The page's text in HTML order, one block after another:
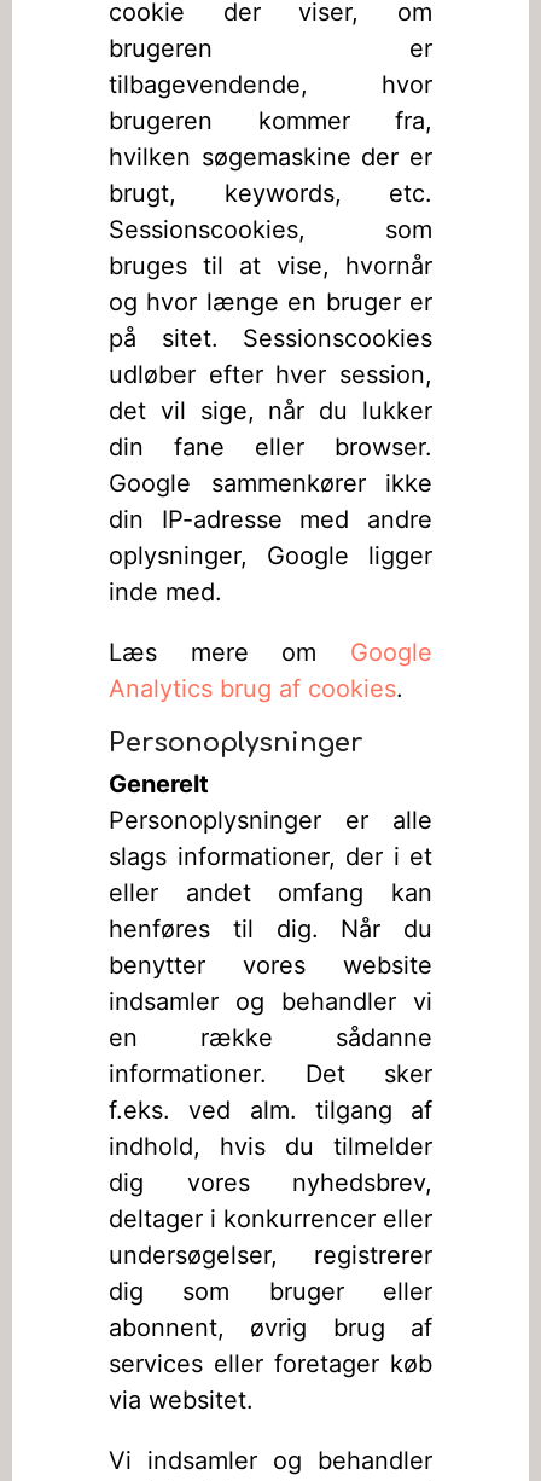
cookie der viser, om
brugeren er
tilbagevendende, hvor
brugeren kommer fra,
hvilken søgemaskine der er
brugt, keywords, etc.
Sessionscookies, som
bruges til at vise, hvornår
og hvor længe en bruger er
på sitet. Sessionscookies
udløber efter hver session,
det vil sige, når du lukker
din fane eller browser.
Google sammenkører ikke
din IP-adresse med andre
oplysninger, Google ligger
inde med.
Læs mere om Google
Analytics brug af cookies.
Personoplysninger
Generelt
Personoplysninger er alle
slags informationer, der i et
eller andet omfang kan
henføres til dig. Når du
benytter vores website
indsamler og behandler vi
en række sådanne
informationer. Det sker
f.eks. ved alm. tilgang af
indhold, hvis du tilmelder
dig vores nyhedsbrev,
deltager i konkurrencer eller
undersøgelser, registrerer
dig som bruger eller
abonnent, øvrig brug af
services eller foretager køb
via websitet.
Vi indsamler og behandler